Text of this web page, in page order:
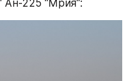
Ан-225 "Мрия":